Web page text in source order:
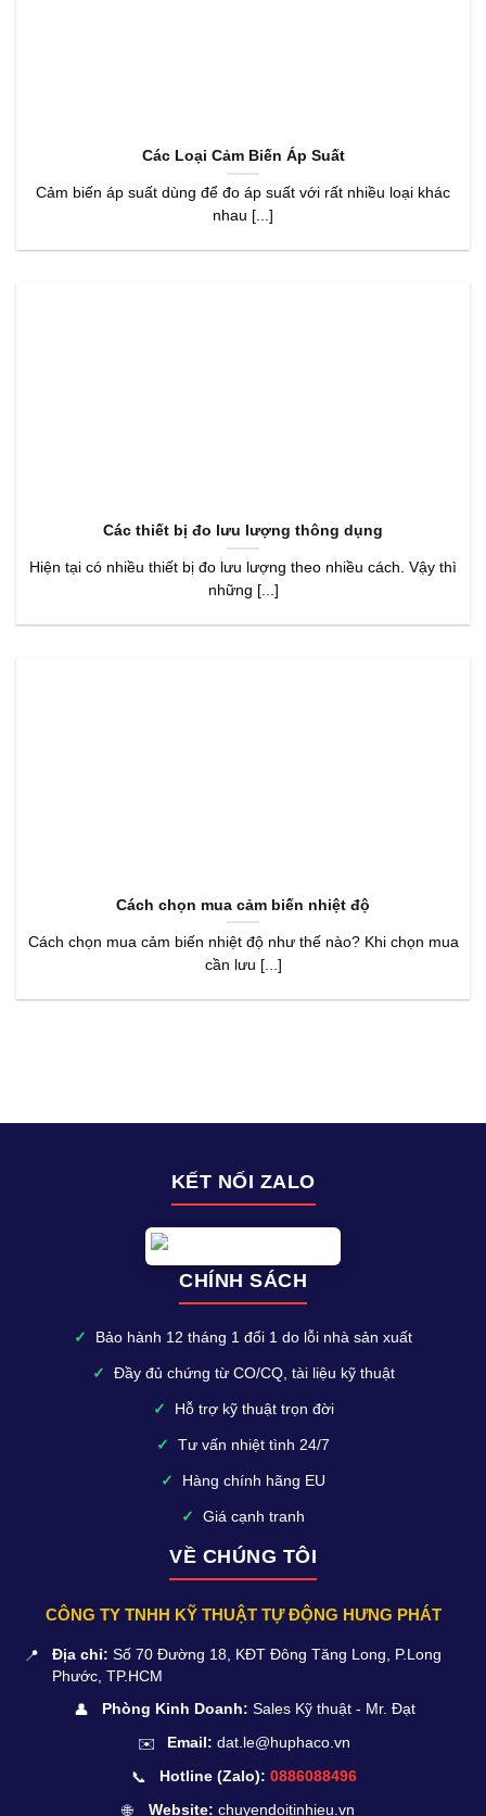
Các Loại Cảm Biến Áp Suất
Cảm biến áp suất dùng để đo áp suất với rất nhiều loại khác
nhau [...]
Các thiết bị đo lưu lượng thông dụng
Hiện tại có nhiều thiết bị đo lưu lượng theo nhiều cách. Vậy thì
những [...]
Cách chọn mua cảm biến nhiệt độ
Cách chọn mua cảm biến nhiệt độ như thế nào? Khi chọn mua
cần lưu [...]
KẾT NỐI ZALO
CHÍNH SÁCH
✓ Bảo hành 12 tháng 1 đổi 1 do lỗi nhà sản xuất
✓ Đầy đủ chứng từ CO/CQ, tài liệu kỹ thuật
✓ Hỗ trợ kỹ thuật trọn đời
✓ Tư vấn nhiệt tình 24/7
✓ Hàng chính hãng EU
✓ Giá cạnh tranh
VỀ CHÚNG TÔI
CÔNG TY TNHH KỸ THUẬT TỰ ĐỘNG HƯNG PHÁT
📍 Địa chỉ: Số 70 Đường 18, KĐT Đông Tăng Long, P.Long
Phước, TP.HCM
👤 Phòng Kinh Doanh: Sales Kỹ thuật - Mr. Đạt
✉️ Email: dat.le@huphaco.vn
📞 Hotline (Zalo): 0886088496
🌐 Website: chuyendoitinhieu.vn